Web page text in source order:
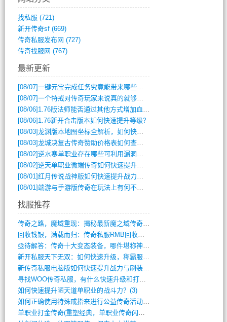
找私服 (721)
新开传奇sf(669)
传奇私服发布网 (727)
传奇找服网 (767)
最新更新
[08/07]一键元宝完成任务究竟能带来哪些超值优势？
[08/07]一个特戒对传奇玩家来说真的就够用了吗？
[08/06] 1.76版法师能否通过其他方式增加血量？
[08/06] 1.76新开合击版本如何快速提升等级？
[08/03]龙渊版本地图坐标全解析，如何快速定位BOSS位置？
[08/03]龙城决复古传奇赞助价格表如何查询？
[08/02]逆水寒单职业存在哪些可利用漏洞？如何快速提升战力？
[08/02]逆天单职业微端传奇如何快速提升战力？新手必看攻略
[08/01]红月传说战神版如何快速提升战力？新手攻略全解析？
[08/01]端游与手游版传奇在玩法上有何不同？
找服推荐
传奇之路，魔域重现：揭秘最新魔之域传奇攻(712)
回收钱银，满载而归：传奇私服RMB回收装(548)
亟待解答：传奇十大变态装备，哪件堪称神器(347)
新开私服天下无双：如何快速升级，称霸服务(681)
新传奇私服电脑版如何快速提升战力与刷装备(835)
寻找WOO传奇私服，有什么快速升级和打宝(864)
如何快速提升陋天道单职业的战斗力？(3)
如何正确使用特殊戒指来进行公益传奇活动？(10)
单职业打金传奇(重塑经典，单职业传奇闪耀(10)